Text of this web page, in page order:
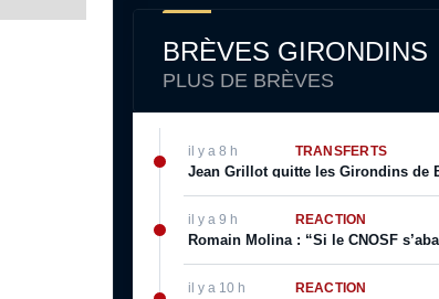
BRÈVES GIRONDINS
PLUS DE BRÈVES
il y a 8 h TRANSFERTS
Jean Grillot quitte les Girondins de
il y a 9 h RÉACTION
Romain Molina : “Si le CNOSF
il y a 10 h RÉACTION